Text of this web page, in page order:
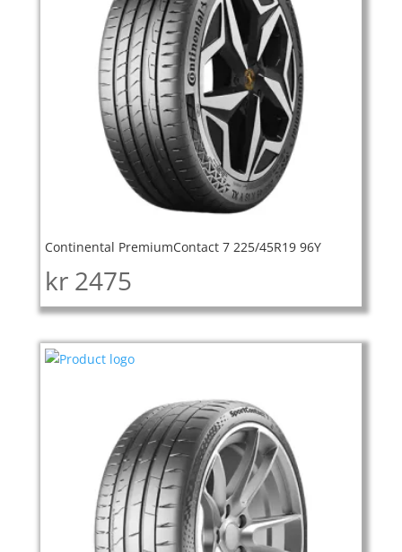
Continental PremiumContact 7 225/45R19 96Y
kr 2475